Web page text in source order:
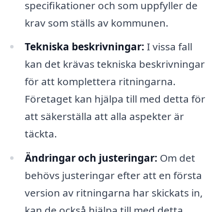
specifikationer och som uppfyller de
krav som ställs av kommunen.
Tekniska beskrivningar: I vissa fall
kan det krävas tekniska beskrivningar
för att komplettera ritningarna.
Företaget kan hjälpa till med detta för
att säkerställa att alla aspekter är
täckta.
Ändringar och justeringar: Om det
behövs justeringar efter att en första
version av ritningarna har skickats in,